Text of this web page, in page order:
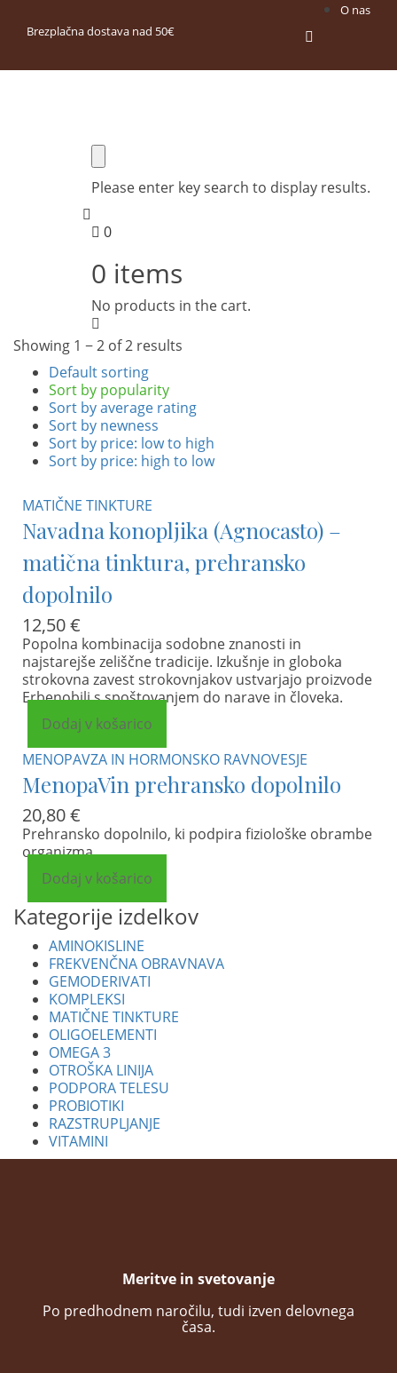
Brezplačna dostava nad 50€
O nas
Please enter key search to display results.
0
0 items
No products in the cart.
Showing 1 − 2 of 2 results
Default sorting
Sort by popularity
Sort by average rating
Sort by newness
Sort by price: low to high
Sort by price: high to low
MATIČNE TINKTURE
Navadna konopljika (Agnocasto) –
matična tinktura, prehransko
dopolnilo
12,50€
Popolna kombinacija sodobne znanosti in
najstarejše zeliščne tradicije. Izkušnje in globoka
strokovna zavest strokovnjakov ustvarjajo proizvode
Erbenobili s spoštovanjem do narave in človeka.
Dodaj v košarico
MENOPAVZA IN HORMONSKO RAVNOVESJE
MenopaVin prehransko dopolnilo
20,80€
Prehransko dopolnilo, ki podpira fiziološke obrambe
organizma.
Dodaj v košarico
Kategorije izdelkov
AMINOKISLINE
FREKVENČNA OBRAVNAVA
GEMODERIVATI
KOMPLEKSI
MATIČNE TINKTURE
OLIGOELEMENTI
OMEGA 3
OTROŠKA LINIJA
PODPORA TELESU
PROBIOTIKI
RAZSTRUPLJANJE
VITAMINI
Meritve in svetovanje
Po predhodnem naročilu, tudi izven delovnega
časa.